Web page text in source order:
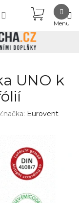
KOŠÍK
UNO k
Eurovent